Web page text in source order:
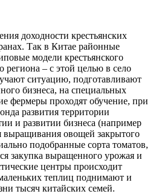
доходности крестьянских
Так в Китае районные
модели крестьянского
региона – с этой целью в село
ситуацию, подготавливают
бизнеса, на специальных
фермеры проходят обучение, при
развития территории
и развитии бизнеса (например
выращивания овощей закрытого
подобранные сорта томатов,
закупка выращенного урожая и
центры происходит
теплиц поднимают и
тысяч китайских семей.